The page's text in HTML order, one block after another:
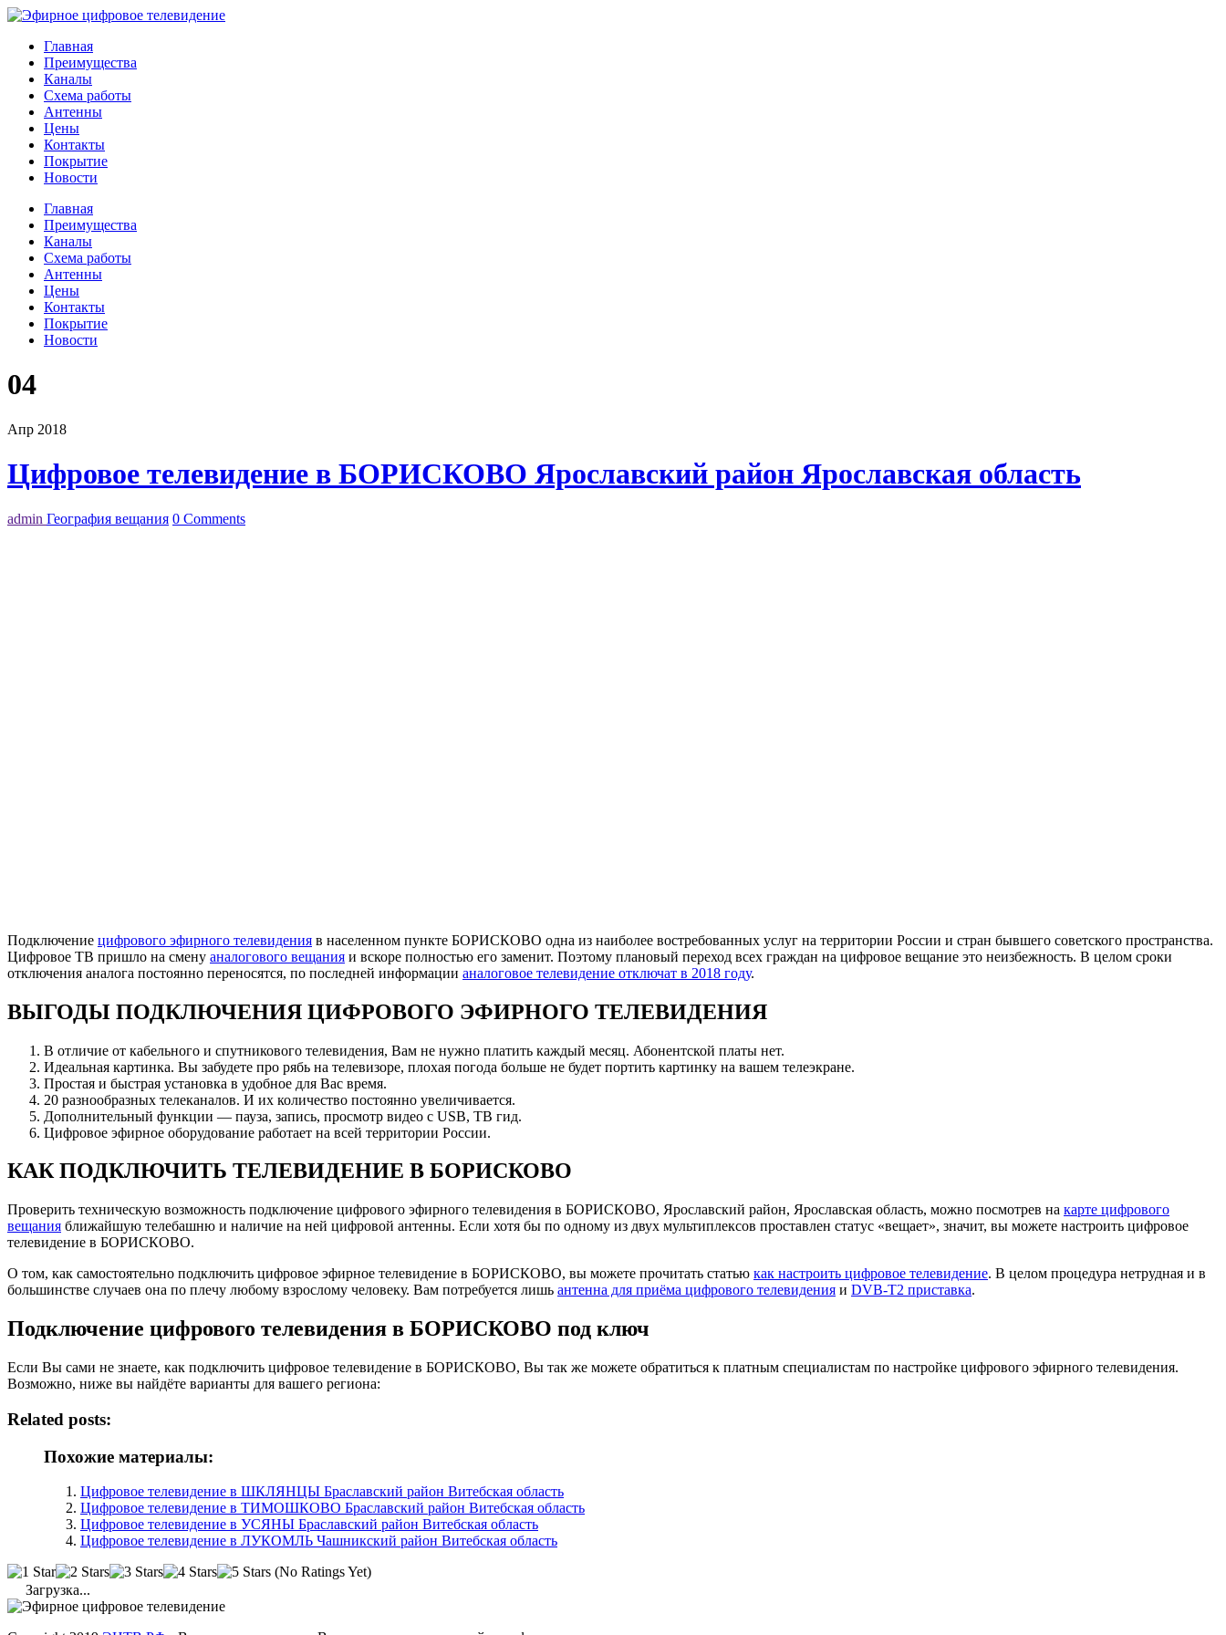
Главная
Преимущества
Каналы
Схема работы
Антенны
Цены
Контакты
Покрытие
Новости
Главная
Преимущества
Каналы
Схема работы
Антенны
Цены
Контакты
Покрытие
Новости
04
Апр 2018
Цифровое телевидение в БОРИСКОВО Ярославский район Ярославская область
admin География вещания 0 Comments
Подключение цифрового эфирного телевидения в населенном пункте БОРИСКОВО одна из наиболее востребованных услуг на территории России и стран бывшего советского пространства.
Цифровое ТВ пришло на смену аналогового вещания и вскоре полностью его заменит. Поэтому плановый переход всех граждан на цифровое вещание это неизбежность. В целом сроки
отключения аналога постоянно переносятся, по последней информации аналоговое телевидение отключат в 2018 году.
ВЫГОДЫ ПОДКЛЮЧЕНИЯ ЦИФРОВОГО ЭФИРНОГО ТЕЛЕВИДЕНИЯ
В отличие от кабельного и спутникового телевидения, Вам не нужно платить каждый месяц. Абонентской платы нет.
Идеальная картинка. Вы забудете про рябь на телевизоре, плохая погода больше не будет портить картинку на вашем телеэкране.
Простая и быстрая установка в удобное для Вас время.
20 разнообразных телеканалов. И их количество постоянно увеличивается.
Дополнительный функции — пауза, запись, просмотр видео с USB, ТВ гид.
Цифровое эфирное оборудование работает на всей территории России.
КАК ПОДКЛЮЧИТЬ ТЕЛЕВИДЕНИЕ В БОРИСКОВО
Проверить техническую возможность подключение цифрового эфирного телевидения в БОРИСКОВО, Ярославский район, Ярославская область, можно посмотрев на карте цифрового
вещания ближайшую телебашню и наличие на ней цифровой антенны. Если хотя бы по одному из двух мультиплексов проставлен статус «вещает», значит, вы можете настроить цифровое
телевидение в БОРИСКОВО.
О том, как самостоятельно подключить цифровое эфирное телевидение в БОРИСКОВО, вы можете прочитать статью как настроить цифровое телевидение. В целом процедура нетрудная и в
большинстве случаев она по плечу любому взрослому человеку. Вам потребуется лишь антенна для приёма цифрового телевидения и DVB-T2 приставка.
Подключение цифрового телевидения в БОРИСКОВО под ключ
Если Вы сами не знаете, как подключить цифровое телевидение в БОРИСКОВО, Вы так же можете обратиться к платным специалистам по настройке цифрового эфирного телевидения.
Возможно, ниже вы найдёте варианты для вашего региона:
Related posts:
Похожие материалы:
Цифровое телевидение в ШКЛЯНЦЫ Браславский район Витебская область
Цифровое телевидение в ТИМОШКОВО Браславский район Витебская область
Цифровое телевидение в УСЯНЫ Браславский район Витебская область
Цифровое телевидение в ЛУКОМЛЬ Чашникский район Витебская область
(No Ratings Yet)
Загрузка...